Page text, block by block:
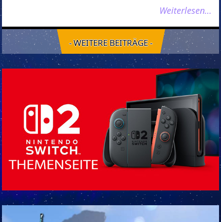
Weiterlesen…
- WEITERE BEITRÄGE -